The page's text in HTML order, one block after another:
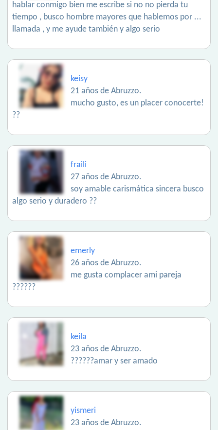
hablar conmigo bien me escribe si no no pierda tu
tiempo , busco hombre mayores que hablemos por ...
llamada , y me ayude también y algo serio
keisy
21 años de Abruzzo.
mucho gusto, es un placer conocerte!
??
fraili
27 años de Abruzzo.
soy amable carismática sincera busco
algo serio y duradero ??
emerly
26 años de Abruzzo.
me gusta complacer ami pareja
??????
keila
23 años de Abruzzo.
??????amar y ser amado
yismeri
23 años de Abruzzo.